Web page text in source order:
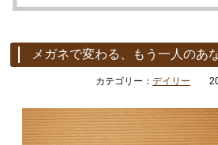
メガネで変わる、もう一人のあ
カテゴリー： デイリー